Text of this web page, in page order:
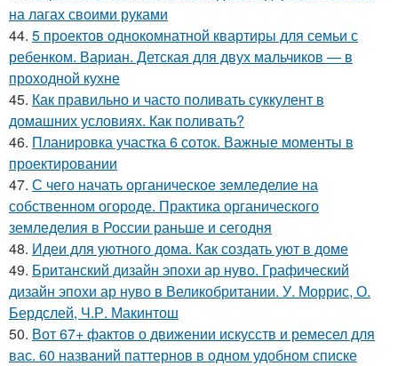
на лагах своими руками
44. 5 проектов однокомнатной квартиры для семьи с
ребенком. Вариан. Детская для двух мальчиков — в
проходной кухне
45. Как правильно и часто поливать суккулент в
домашних условиях. Как поливать?
46. Планировка участка 6 соток. Важные моменты в
проектировании
47. С чего начать органическое земледелие на
собственном огороде. Практика органического
земледелия в России раньше и сегодня
48. Идеи для уютного дома. Как создать уют в доме
49. Британский дизайн эпохи ар нуво. Графический
дизайн эпохи ар нуво в Великобритании. У. Моррис, О.
Бердслей, Ч.Р. Макинтош
50. Вот 67+ фактов о движении искусств и ремесел для
вас. 60 названий паттернов в одном удобном списке